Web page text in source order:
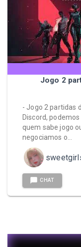
Jogo 2
- Jogo 2 partidas
Discord,
quem sabe jogo
negociamos o…
CHAT